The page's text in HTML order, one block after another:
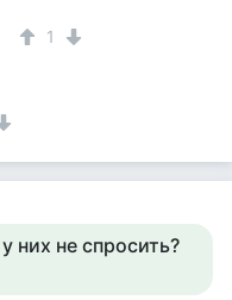
1
них не спросить?